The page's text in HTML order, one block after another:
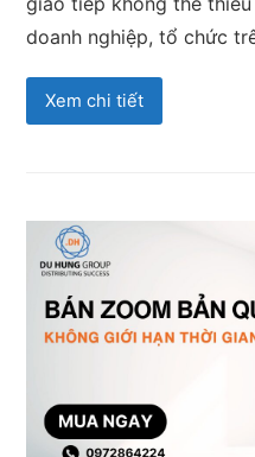
doanh nghiệp, tổ chức
Xem chi tiết